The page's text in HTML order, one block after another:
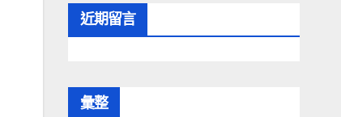
近期留言
彙整